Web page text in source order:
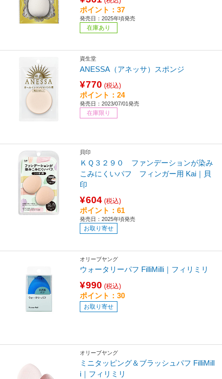
ポイント：37
発売日：2025年頃発売
在庫あり
資生堂
ANESSA（アネッサ）スポンジ
¥770 (税込)
ポイント：24
発売日：2023/07/01発売
在庫限り
貝印
ＫＱ３２９０ ファンデーションが染み
こみにくいパフ フィンガー用 Kai｜貝
印
¥604 (税込)
ポイント：61
発売日：2025年頃発売
お取り寄せ
オリーブヤング
ウォータリーパフ FilliMilli｜フィリミリ
¥990 (税込)
ポイント：30
お取り寄せ
オリーブヤング
ミニタッピング＆ブラッシュパフ FilliMill
i｜フィリミリ